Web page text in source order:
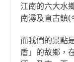
江南的六大水
南潯及直古鎮(
而我們的景點
盾」的故鄉，